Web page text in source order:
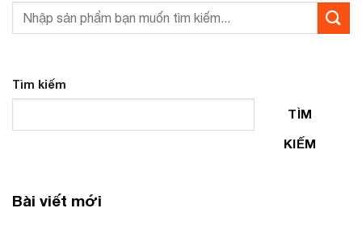
Tìm kiếm
TÌM
KIẾM
Bài viết mới